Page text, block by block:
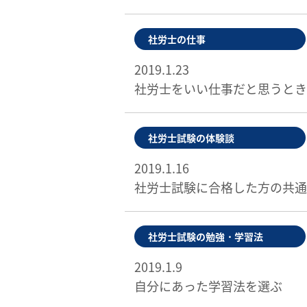
社労士の仕事
2019.1.23
社労士をいい仕事だと思うとき
社労士試験の体験談
2019.1.16
社労士試験に合格した方の共
社労士試験の勉強・学習法
2019.1.9
自分にあった学習法を選ぶ